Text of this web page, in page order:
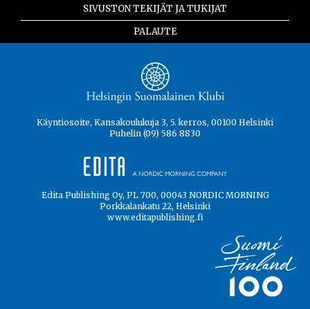
SIVUSTON TEKIJÄT JA TUKIJAT
PALAUTE
Käyntiosoite, Kansakoulukuja 3, 5. kerros, 00100 Helsinki
Puhelin (09) 586 8830
Edita Publishing Oy, PL 700, 00043 NORDIC MORNING
Porkkalankatu 22, Helsinki
www.editapublishing.fi